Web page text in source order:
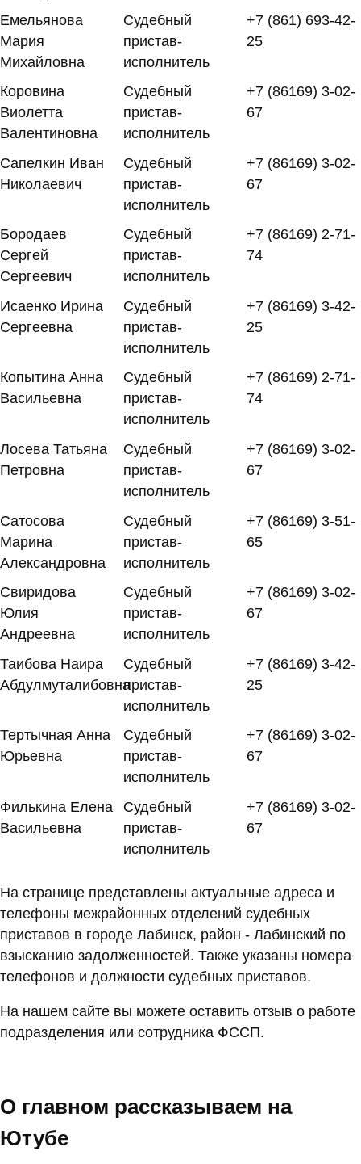
Емельянова
Мария
Михайловна
Судебный
пристав-
исполнитель
+7 (861) 693-42-
25
Коровина
Виолетта
Валентиновна
Судебный
пристав-
исполнитель
+7 (86169) 3-02-
67
Сапелкин Иван
Николаевич
Судебный
пристав-
исполнитель
+7 (86169) 3-02-
67
Бородаев
Сергей
Сергеевич
Судебный
пристав-
исполнитель
+7 (86169) 2-71-
74
Исаенко Ирина
Сергеевна
Судебный
пристав-
исполнитель
+7 (86169) 3-42-
25
Копытина Анна
Васильевна
Судебный
пристав-
исполнитель
+7 (86169) 2-71-
74
Лосева Татьяна
Петровна
Судебный
пристав-
исполнитель
+7 (86169) 3-02-
67
Сатосова
Марина
Александровна
Судебный
пристав-
исполнитель
+7 (86169) 3-51-
65
Свиридова
Юлия
Андреевна
Судебный
пристав-
исполнитель
+7 (86169) 3-02-
67
Таибова Наира
Абдулмуталибовна
Судебный
пристав-
исполнитель
+7 (86169) 3-42-
25
Тертычная Анна
Юрьевна
Судебный
пристав-
исполнитель
+7 (86169) 3-02-
67
Филькина Елена
Васильевна
Судебный
пристав-
исполнитель
+7 (86169) 3-02-
67
На странице представлены актуальные адреса и
телефоны межрайонных отделений судебных
приставов в городе Лабинск, район - Лабинский по
взысканию задолженностей. Также указаны номера
телефонов и должности судебных приставов.
На нашем сайте вы можете оставить отзыв о работе
подразделения или сотрудника ФССП.
О главном рассказываем на
Ютубе